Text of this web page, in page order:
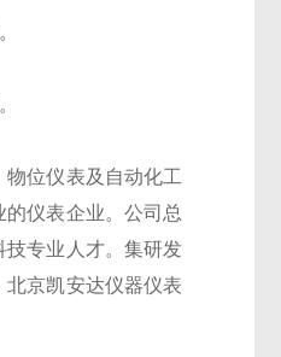
位仪表及自动化工
仪表企业。公司总
技专业人才。集研发
京凯安达仪器仪表